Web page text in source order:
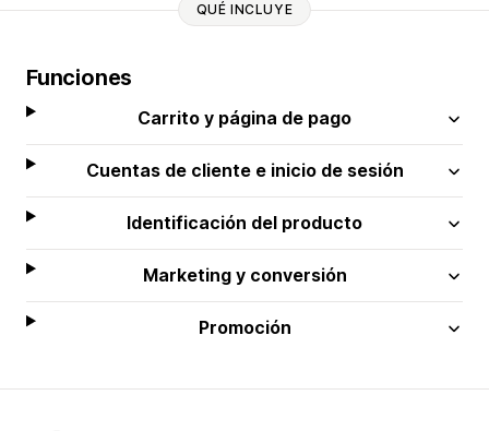
QUÉ INCLUYE
Funciones
Carrito y página de pago
Cuentas de cliente e inicio de sesión
Identificación del producto
Marketing y conversión
Promoción